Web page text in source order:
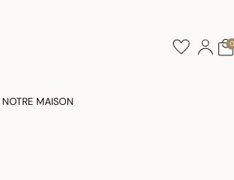
0
NOTRE MAISON